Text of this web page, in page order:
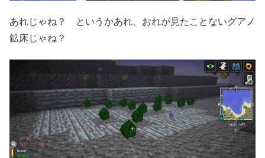
あれじゃね？ というかあれ、おれが見たことないグアノ
鉱床じゃね？